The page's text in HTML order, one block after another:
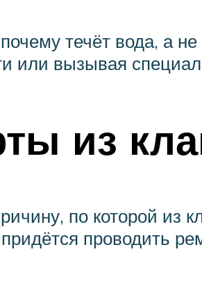
течёт вода, а
или вызывая
из
по которой из
проводить